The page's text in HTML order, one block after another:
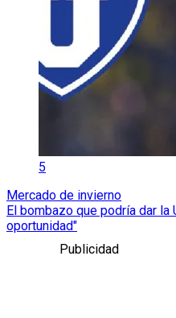
5
Mercado de invierno
El bombazo que podría dar la
oportunidad"
Publicidad